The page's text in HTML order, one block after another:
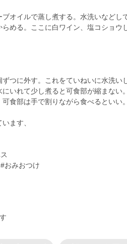
オイルで蒸し煮する。水洗いなどし
める。ここに白ワイン、塩コショウ
つに外す。これをていねいに水洗い
いれて少し煮ると可食部が縮まない
食部は手で割りながら食べるといい。
ます、
みおつけ